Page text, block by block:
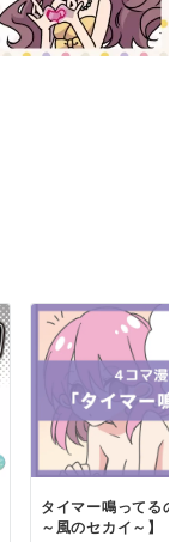
タイマー鳴ってるの
～風のセカイ～】